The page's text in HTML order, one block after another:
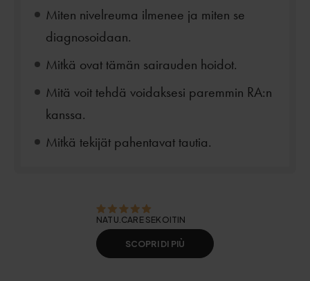
Miten nivelreuma ilmenee ja miten se
diagnosoidaan.
Mitkä ovat tämän sairauden hoidot.
Mitä voit tehdä voidaksesi paremmin RA:n
kanssa.
Mitkä tekijät pahentavat tautia.
NATU.CARE SEKOITIN
SCOPRI DI PIÙ